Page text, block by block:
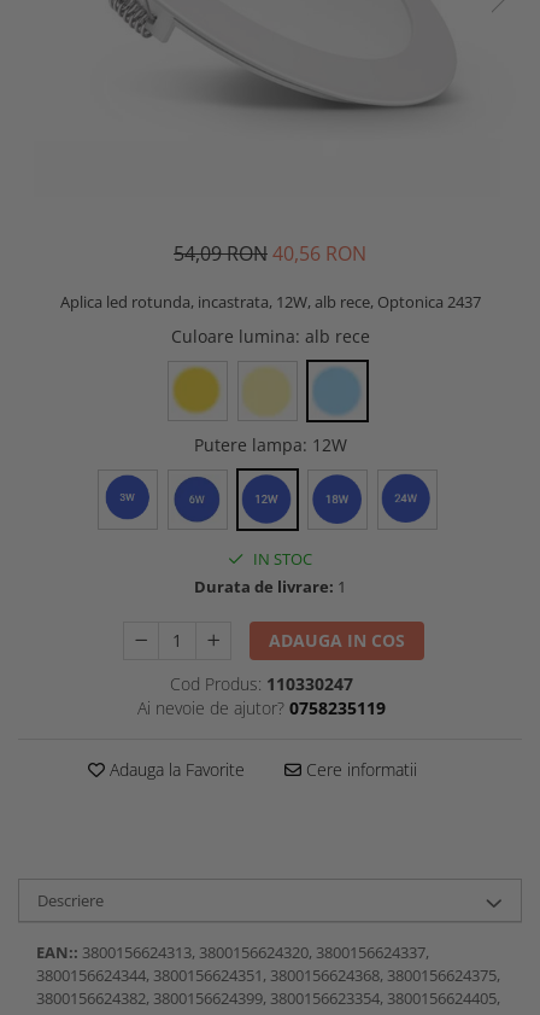
54,09 RON40,56 RON
Aplica led rotunda, incastrata, 12W, alb rece, Optonica 2437
Culoare lumina: alb rece
Putere lampa: 12W
IN STOC
Durata de livrare: 1
ADAUGA IN COS
Cod Produs: 110330247
Ai nevoie de ajutor? 0758235119
Adauga la Favorite Cere informatii
Descriere
EAN:: 3800156624313, 3800156624320, 3800156624337,
3800156624344, 3800156624351, 3800156624368, 3800156624375,
3800156624382, 3800156624399, 3800156623354, 3800156624405,